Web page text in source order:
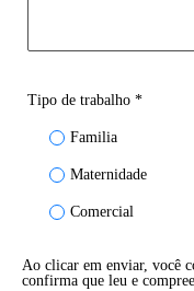
Tipo de trabalho *
Familia
Maternidade
Comercial
Ao clicar em enviar, você
confirma que leu e